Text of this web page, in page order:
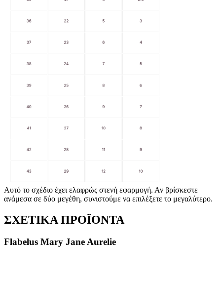
Αυτό το σχέδιο έχει ελαφρώς στενή εφαρμογή. Αν βρίσκεστε
ανάμεσα σε δύο μεγέθη, συνιστούμε να επιλέξετε το μεγαλύτερο.
ΣΧΕΤΙΚΑ ΠΡΟΪΟΝΤΑ
Flabelus Mary Jane Aurelie